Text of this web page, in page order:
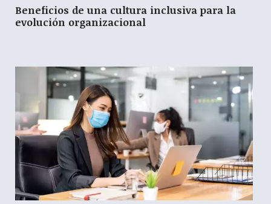
Beneficios de una cultura inclusiva para la
evolución organizacional